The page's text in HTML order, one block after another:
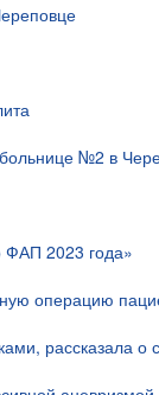
№2 в
2023 года»
операцию
рассказала о